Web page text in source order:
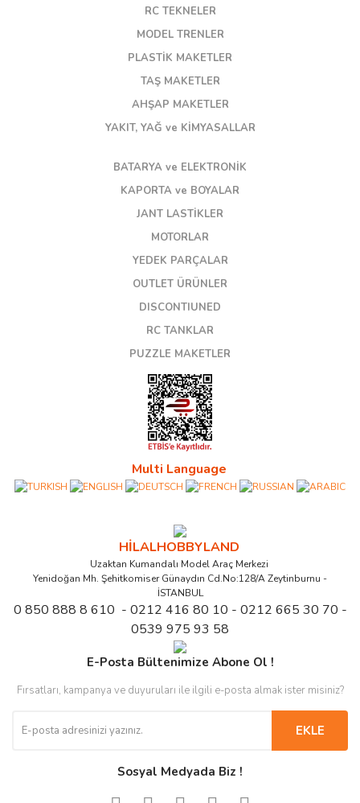
RC TEKNELER
MODEL TRENLER
PLASTİK MAKETLER
TAŞ MAKETLER
AHŞAP MAKETLER
YAKIT, YAĞ ve KİMYASALLAR
BATARYA ve ELEKTRONİK
KAPORTA ve BOYALAR
JANT LASTİKLER
MOTORLAR
YEDEK PARÇALAR
OUTLET ÜRÜNLER
DISCONTIUNED
RC TANKLAR
PUZZLE MAKETLER
Multi Language
HİLALHOBBYLAND
Uzaktan Kumandalı Model Araç Merkezi
Yenidoğan Mh. Şehitkomiser Günaydın Cd.No:128/A Zeytinburnu -
İSTANBUL
0 850 888 8 610 - 0212 416 80 10 - 0212 665 30 70 -
0539 975 93 58
E-Posta Bültenimize Abone Ol !
Fırsatları, kampanya ve duyuruları ile ilgili e-posta almak ister misiniz?
EKLE
Sosyal Medyada Biz !